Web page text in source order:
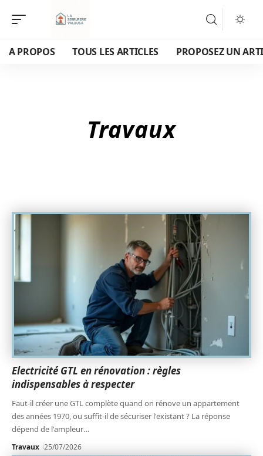
A PROPOS TOUS LES ARTICLES PROPOSEZ UN
Travaux
Electricité GTL en rénovation : règles
indispensables à respecter
Faut-il créer une GTL complète quand on rénove un appartement
des années 1970, ou suffit-il de sécuriser l'existant ? La réponse
dépend de l'ampleur…
Travaux 25/07/2026